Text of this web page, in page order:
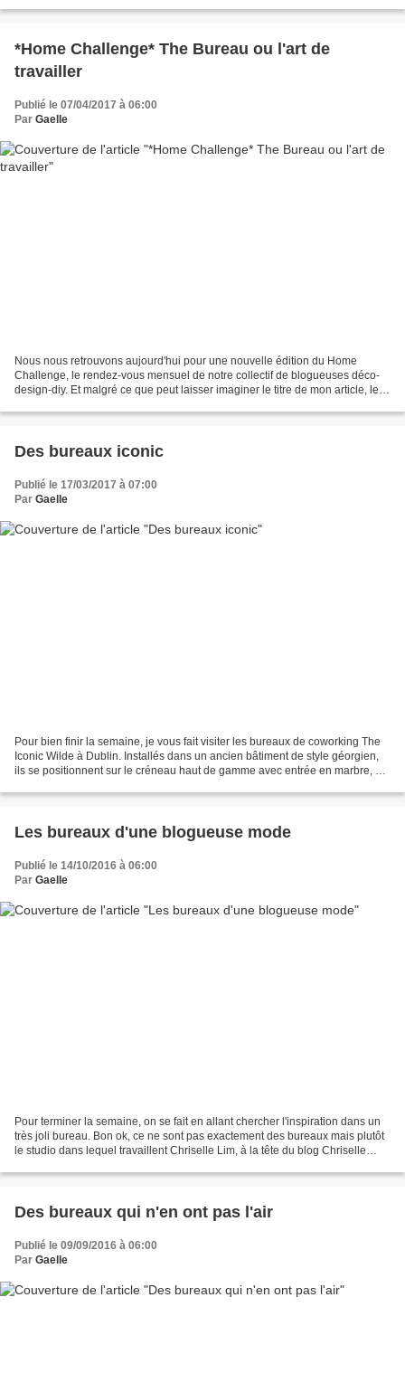
*Home Challenge* The Bureau ou l'art de
travailler
Publié le 07/04/2017 à 06:00
Par Gaelle
Nous nous retrouvons aujourd'hui pour une nouvelle édition du Home
Challenge, le rendez-vous mensuel de notre collectif de blogueuses déco-
design-diy. Et malgré ce que peut laisser imaginer le titre de mon article, le
Des bureaux iconic
Publié le 17/03/2017 à 07:00
Par Gaelle
Pour bien finir la semaine, je vous fait visiter les bureaux de coworking The
Iconic Wilde à Dublin. Installés dans un ancien bâtiment de style géorgien,
ils se positionnent sur le créneau haut de gamme avec entrée en marbre, sol
Les bureaux d'une blogueuse mode
Publié le 14/10/2016 à 06:00
Par Gaelle
Pour terminer la semaine, on se fait en allant chercher l'inspiration dans un
très joli bureau. Bon ok, ce ne sont pas exactement des bureaux mais plutôt
le studio dans lequel travaillent Chriselle Lim, à la tête du blog Chriselle
Des bureaux qui n'en ont pas l'air
Publié le 09/09/2016 à 06:00
Par Gaelle